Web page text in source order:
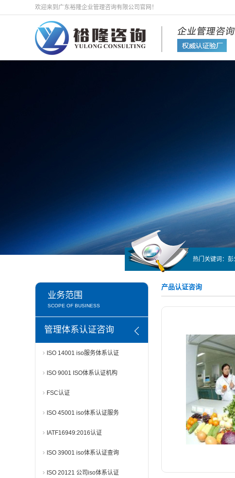
欢迎来到广东裕隆企业管理咨询有限公司官网！
热门关键词： 彭
业务范围
SCOPE OF BUSINESS
管理体系认证咨询
ISO 14001 iso服务体系认证
ISO 9001 ISO体系认证机构
FSC认证
ISO 45001 iso体系认证服务
IATF16949:2016认证
ISO 39001 iso体系认证查询
ISO 20121 公司iso体系认证
产品认证咨询